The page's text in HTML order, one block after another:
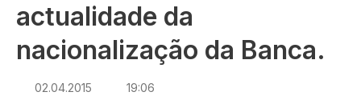
actualidade da
nacionalização da Banca.
02.04.2015 19:06